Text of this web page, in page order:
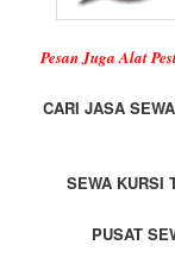
Pesan Juga Alat
CARI JASA
SEWA KURSI
PUSAT